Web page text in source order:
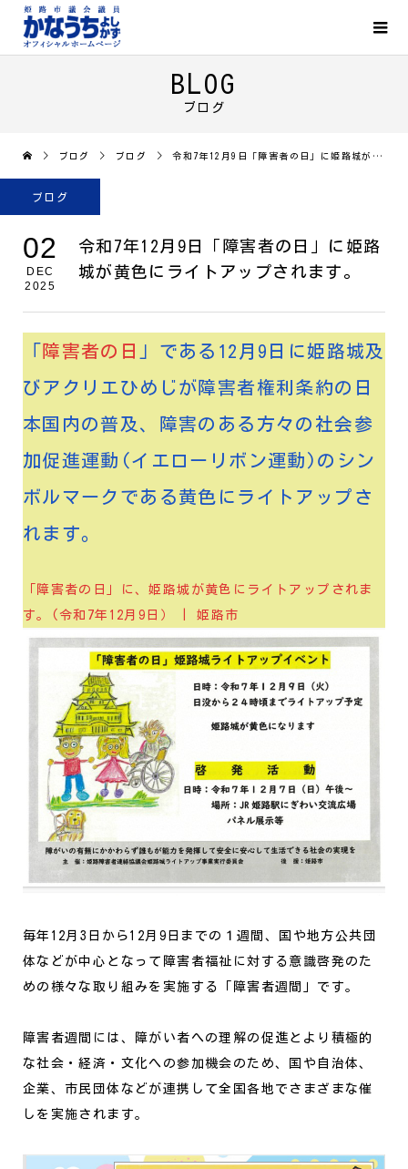
BLOG
ブログ
ブログ ブログ 令和7年12月9日「障害者の日」に姫路城が黄色にライトアップされます。
ブログ
02
DEC
2025
令和7年12月9日「障害者の日」に姫路
城が黄色にライトアップされます。
障害者の日
」である12月9日に姫路城及
びアクリエひめじが障害者権利条約の日
本国内の普及、障害のある方々の社会参
加促進運動(イエローリボン運動)のシン
ボルマークである黄色にライトアップさ
れます。
「障害者の日」に、姫路城が黄色にライトアップされま
す。(令和7年12月9日） | 姫路市
毎年12月3日から12月9日までの１週間、国や地方公共団
体などが中心となって障害者福祉に対する意識啓発のた
めの様々な取り組みを実施する「障害者週間」です。
障害者週間には、障がい者への理解の促進とより積極的
な社会・経済・文化への参加機会のため、国や自治体、
企業、市民団体などが連携して全国各地でさまざまな催
しを実施されます。